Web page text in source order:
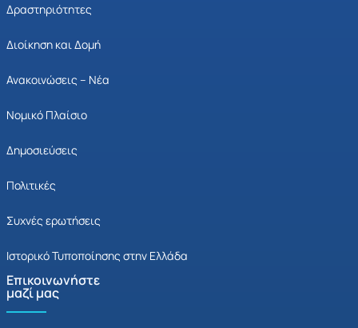
Δραστηριότητες
Διοίκηση και Δομή
Ανακοινώσεις – Νέα
Νομικό Πλαίσιο
Δημοσιεύσεις
Πολιτικές
Συχνές ερωτήσεις
Ιστορικό Τυποποίησης στην Ελλάδα
Επικοινωνήστε
μαζί μας